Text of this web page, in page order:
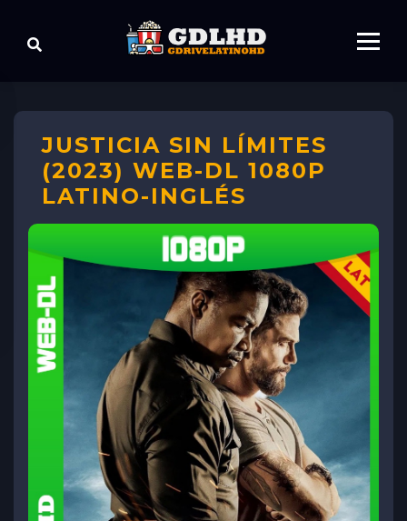
JUSTICIA SIN LÍMITES
(2023) WEB-DL 1080P
LATINO-INGLÉS